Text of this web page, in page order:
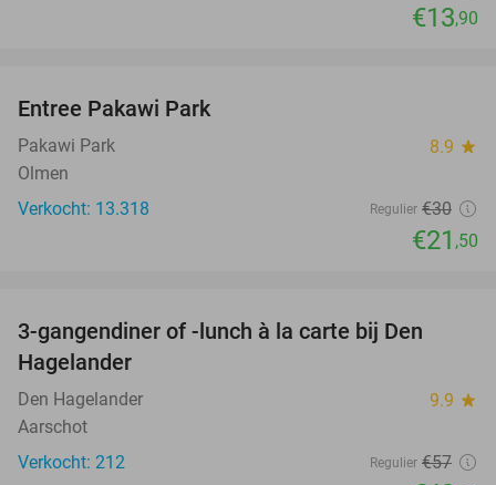
€13,90
Entree Pakawi Park
Pakawi Park 8.9 star
Olmen
Verkocht: 13.318
Regulier €30
€21 ,50
3-gangendiner of -lunch à la carte bij Den
Hagelander
Den Hagelander 9.9 star
Aarschot
Verkocht: 212
Regulier €57